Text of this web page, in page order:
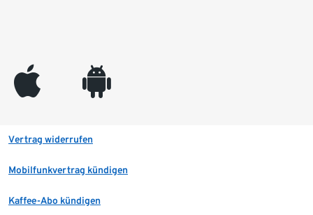
appleinc android
Vertrag widerrufen
Mobilfunkvertrag kündigen
Kaffee-Abo kündigen